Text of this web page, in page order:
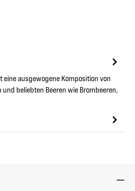
eine ausgewogene Komposition von
beliebten Beeren wie Brombeeren,